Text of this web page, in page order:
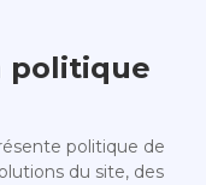
politique
politique de
du site, des